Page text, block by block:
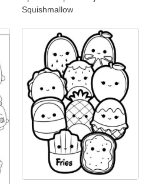
Squishmallow